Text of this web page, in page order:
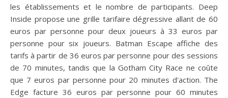
les établissements et le nombre de participants. Deep
Inside propose une grille tarifaire dégressive allant de 60
euros par personne pour deux joueurs à 33 euros par
personne pour six joueurs. Batman Escape affiche des
tarifs à partir de 36 euros par personne pour des sessions
de 70 minutes, tandis que la Gotham City Race ne coûte
que 7 euros par personne pour 20 minutes d'action. The
Edge facture 36 euros par personne pour 60 minutes